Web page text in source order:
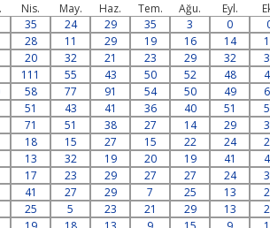
Nis. May. Haz. Tem. Ağu. Eyl.
35 24 29 35 3 0
28 11 29 19 16 14
20 32 21 23 29 32
111 55 43 50 52 48
58 77 91 54 50 49
51 43 41 36 40 51
71 51 38 27 14 29
18 15 27 15 22 24
13 32 19 20 19 41
17 23 29 27 27 24
41 27 29 7 25 13
25 5 23 21 29 13